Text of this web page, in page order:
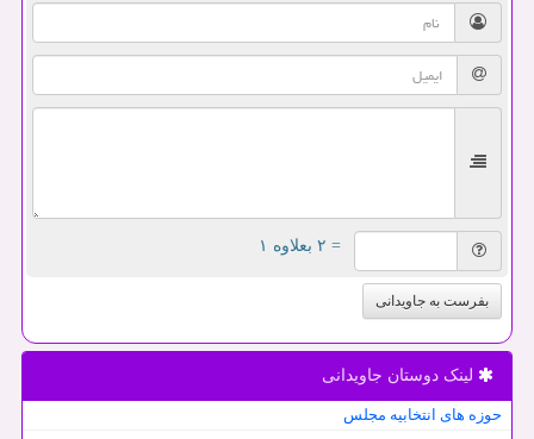
= ۲ بعلاوه ۱
بفرست به جاویدانی
لینک دوستان جاویدانی
حوزه های انتخابیه مجلس